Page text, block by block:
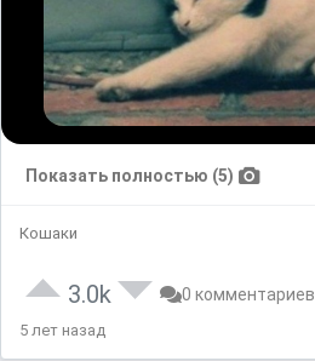
Показать полностью (5)
Кошаки
3.0k 0 комментариев
5 лет назад